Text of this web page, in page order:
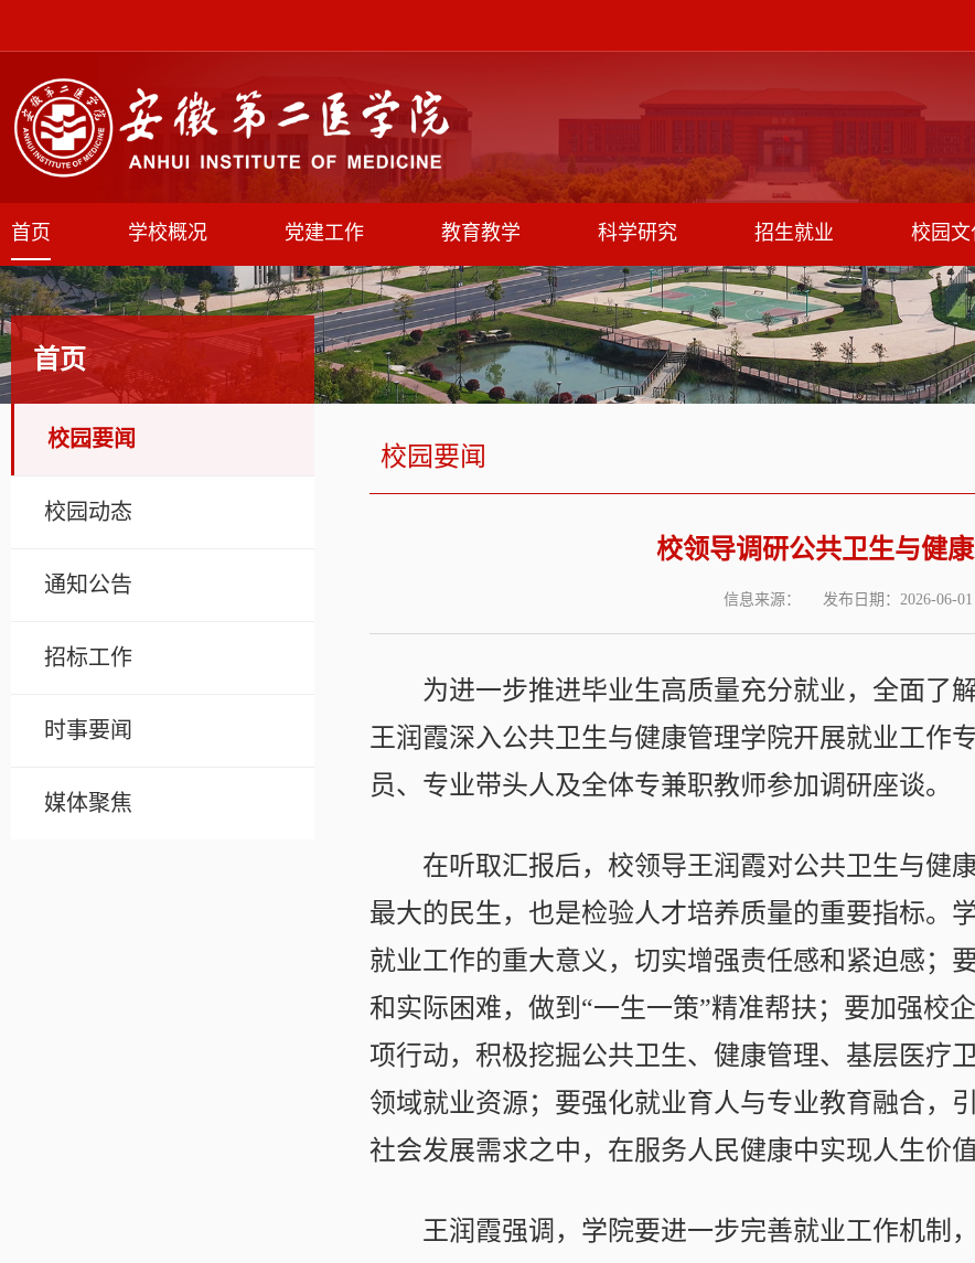
首页 学校概况 党建工作 教育教学 科学研究 招生就业 校园文
首页
校园要闻
校园动态
通知公告
招标工作
时事要闻
媒体聚焦
校园要闻
校领导调研公共卫生与健
信息来源： 发布日期：2026-06-01
为进一步推进毕业生高质量充分就业，全面了
王润霞深入公共卫生与健康管理学院开展就业工作
员、专业带头人及全体专兼职教师参加调研座谈。
在听取汇报后，校领导王润霞对公共卫生与健
最大的民生，也是检验人才培养质量的重要指标。
就业工作的重大意义，切实增强责任感和紧迫感；
和实际困难，做到“一生一策”精准帮扶；要加强校
项行动，积极挖掘公共卫生、健康管理、基层医疗
领域就业资源；要强化就业育人与专业教育融合，
社会发展需求之中，在服务人民健康中实现人生价值
王润霞强调，学院要进一步完善就业工作机制